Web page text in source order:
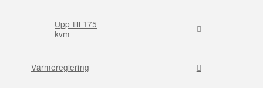
Upp till 175
kvm
Värmereglering